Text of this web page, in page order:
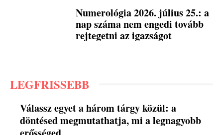
Numerológia 2026. július 25.: a
nap száma nem engedi tovább
rejtegetni az igazságot
LEGFRISSEBB
Válassz egyet a három tárgy közül: a
döntésed megmutathatja, mi a legnagyobb